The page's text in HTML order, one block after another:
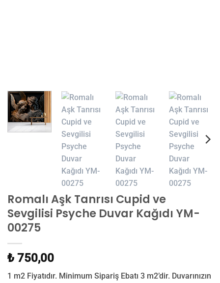
Romalı Aşk Tanrısı Cupid ve
Sevgilisi Psyche Duvar Kağıdı YM-
00275
₺ 750,00
1 m2 Fiyatıdır. Minimum Sipariş Ebatı 3 m2’dir. Duvarınızın